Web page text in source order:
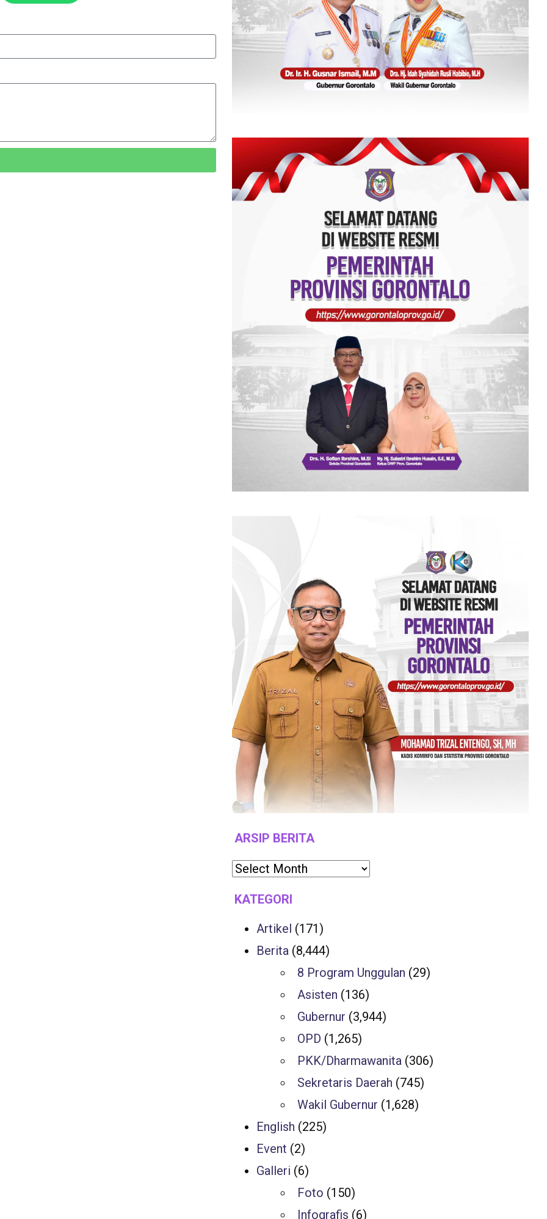
ARSIP BERITA
KATEGORI
Artikel (171)
Berita (8,444)
8 Program Unggulan (29)
Asisten (136)
Gubernur (3,944)
OPD (1,265)
PKK/Dharmawanita (306)
Sekretaris Daerah (745)
Wakil Gubernur (1,628)
English (225)
Event (2)
Galleri (6)
Foto (150)
Infografis (6)